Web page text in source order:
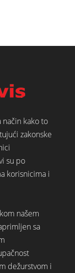
način kako to
zakonske
su po
korisnicima i
našem
sa
dežurstvom i